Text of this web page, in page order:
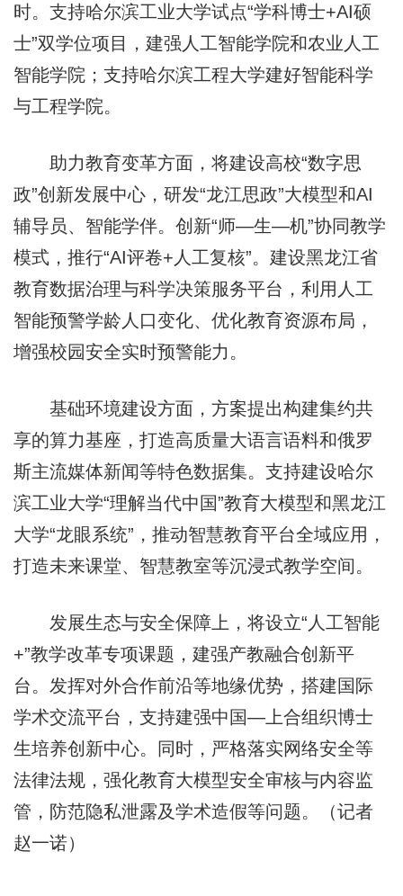
时。支持哈尔滨工业大学试点“学科博士+AI硕
士”双学位项目，建强人工智能学院和农业人工
智能学院；支持哈尔滨工程大学建好智能科学
与工程学院。
助力教育变革方面，将建设高校“数字思
政”创新发展中心，研发“龙江思政”大模型和AI
辅导员、智能学伴。创新“师—生—机”协同教学
模式，推行“AI评卷+人工复核”。建设黑龙江省
教育数据治理与科学决策服务平台，利用人工
智能预警学龄人口变化、优化教育资源布局，
增强校园安全实时预警能力。
基础环境建设方面，方案提出构建集约共
享的算力基座，打造高质量大语言语料和俄罗
斯主流媒体新闻等特色数据集。支持建设哈尔
滨工业大学“理解当代中国”教育大模型和黑龙江
大学“龙眼系统”，推动智慧教育平台全域应用，
打造未来课堂、智慧教室等沉浸式教学空间。
发展生态与安全保障上，将设立“人工智能
+”教学改革专项课题，建强产教融合创新平
台。发挥对外合作前沿等地缘优势，搭建国际
学术交流平台，支持建强中国—上合组织博士
生培养创新中心。同时，严格落实网络安全等
法律法规，强化教育大模型安全审核与内容监
管，防范隐私泄露及学术造假等问题。（记者
赵一诺）